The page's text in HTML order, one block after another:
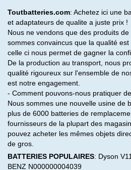
Toutbatteries.com: Achetez ici une
et adaptateurs de qualite a juste prix !
Nous ne vendons que des produits
sommes convaincus que la qualité
celle ci nous permet de gagner la
De la production au transport, nous
qualité rigoureux sur l'ensemble de
est notre engagement.
- Comment pouvons-nous pratiquer
Nous sommes une nouvelle usine de
plus de 6000 batteries de
fournisseurs de la plupart des
pouvez acheter les mêmes objets
de gros.
BATTERIES POPULAIRES: Dyson
BENZ N000000004039